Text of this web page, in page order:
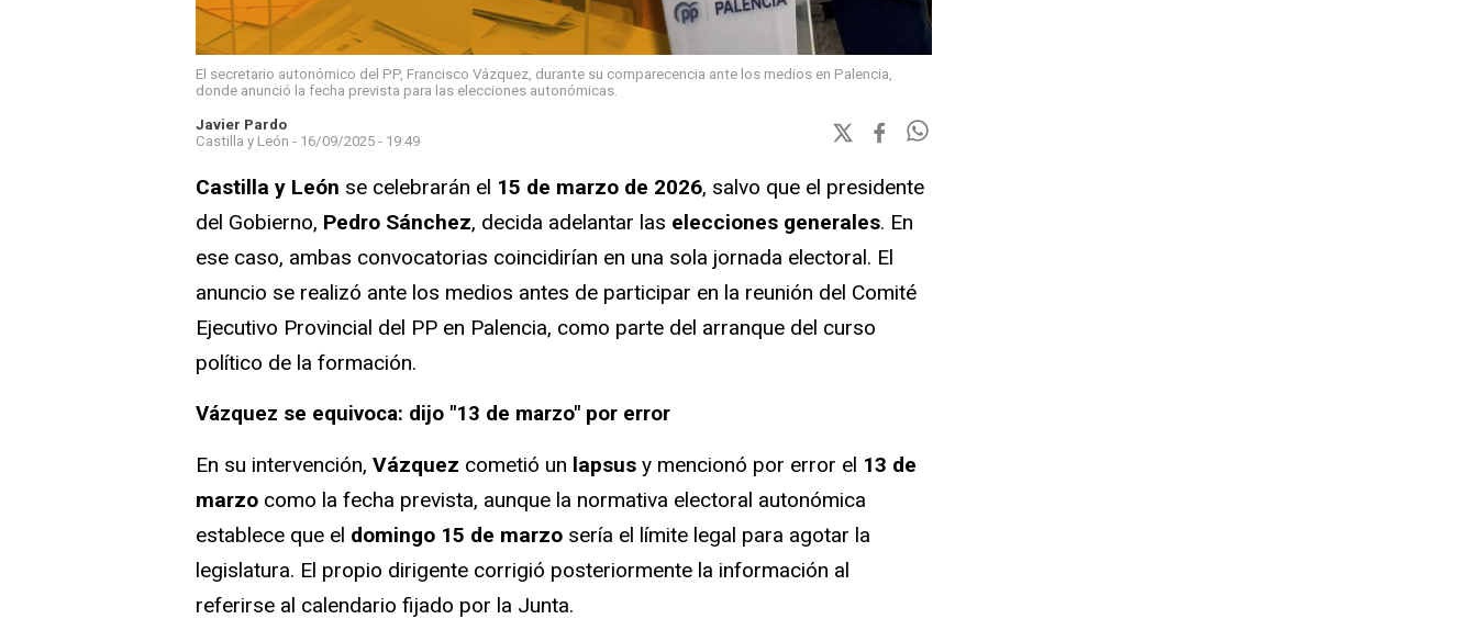
El secretario autonómico del PP, Francisco Vázquez, durante su comparecencia ante los medios en Palencia,
donde anunció la fecha prevista para las elecciones autonómicas.
Javier Pardo
Castilla y León - 16/09/2025 - 19:49
Castilla y León se celebrarán el 15 de marzo de 2026, salvo que el presidente
del Gobierno, Pedro Sánchez, decida adelantar las elecciones generales. En
ese caso, ambas convocatorias coincidirían en una sola jornada electoral. El
anuncio se realizó ante los medios antes de participar en la reunión del Comité
Ejecutivo Provincial del PP en Palencia, como parte del arranque del curso
político de la formación.
Vázquez se equivoca: dijo "13 de marzo" por error
En su intervención, Vázquez cometió un lapsus y mencionó por error el 13 de
marzo como la fecha prevista, aunque la normativa electoral autonómica
establece que el domingo 15 de marzo sería el límite legal para agotar la
legislatura. El propio dirigente corrigió posteriormente la información al
referirse al calendario fijado por la Junta.